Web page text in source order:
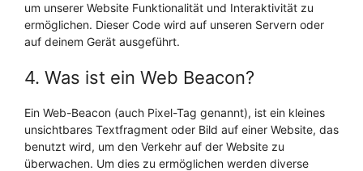
um unserer Website Funktionalität und Interaktivität zu
ermöglichen. Dieser Code wird auf unseren Servern oder
auf deinem Gerät ausgeführt.
4. Was ist ein Web Beacon?
Ein Web-Beacon (auch Pixel-Tag genannt), ist ein kleines
unsichtbares Textfragment oder Bild auf einer Website, das
benutzt wird, um den Verkehr auf der Website zu
überwachen. Um dies zu ermöglichen werden diverse